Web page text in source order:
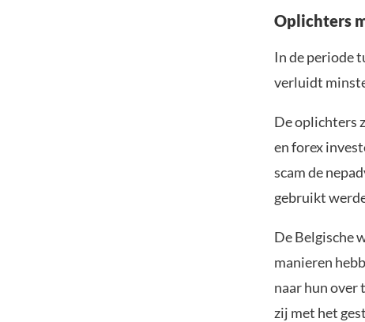
Oplichters
In de periode
verluidt
De oplichters
en forex
scam de
gebruikt
De Belgische
manieren
naar hun over
zij met het